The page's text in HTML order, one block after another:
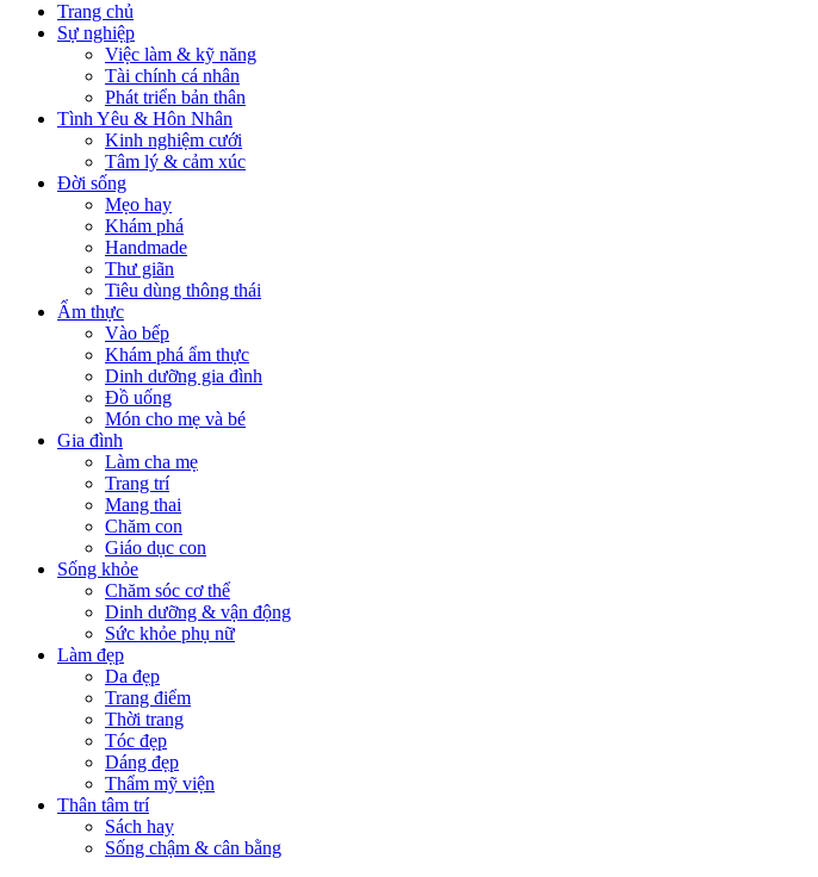
Trang chủ
Sự nghiệp
Việc làm & kỹ năng
Tài chính cá nhân
Phát triển bản thân
Tình Yêu & Hôn Nhân
Kinh nghiệm cưới
Tâm lý & cảm xúc
Đời sống
Mẹo hay
Khám phá
Handmade
Thư giãn
Tiêu dùng thông thái
Ẩm thực
Vào bếp
Khám phá ẩm thực
Dinh dưỡng gia đình
Đồ uống
Món cho mẹ và bé
Gia đình
Làm cha mẹ
Trang trí
Mang thai
Chăm con
Giáo dục con
Sống khỏe
Chăm sóc cơ thể
Dinh dưỡng & vận động
Sức khỏe phụ nữ
Làm đẹp
Da đẹp
Trang điểm
Thời trang
Tóc đẹp
Dáng đẹp
Thẩm mỹ viện
Thân tâm trí
Sách hay
Sống chậm & cân bằng